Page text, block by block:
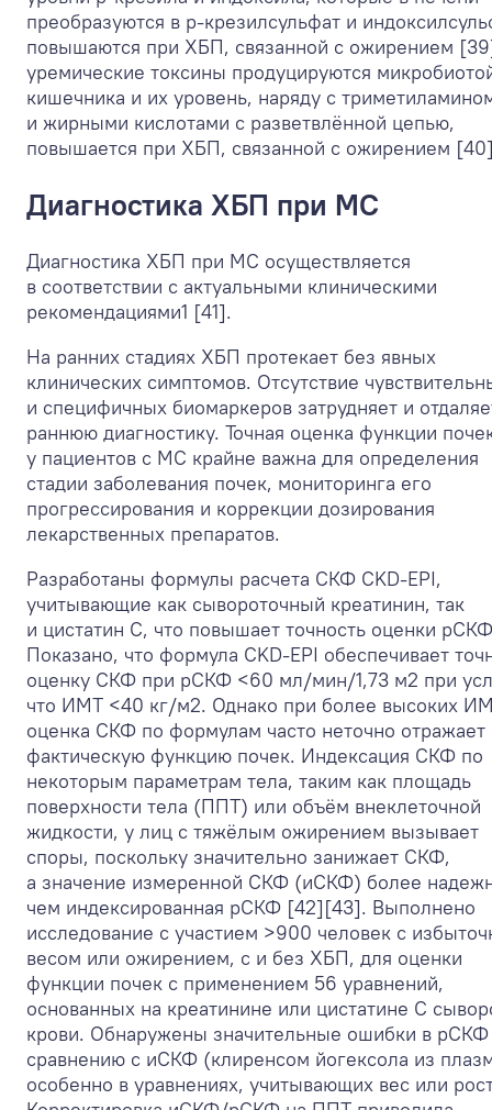
преобразуются в р-крезилсульфат и
повышаются при ХБП, связанной с ожирением
уремические токсины продуцируются
кишечника и их уровень, наряду с
и жирными кислотами с разветвлённой цепью,
повышается при ХБП, связанной с ожирением
Диагностика ХБП при МС
Диагностика ХБП при МС осуществляется
в соответствии с актуальными клиническими
рекомендациями1 [41].
На ранних стадиях ХБП протекает без явных
клинических симптомов. Отсутствие
и специфичных биомаркеров затрудняет и
раннюю диагностику. Точная оценка функции
у пациентов с МС крайне важна для определения
стадии заболевания почек, мониторинга его
прогрессирования и коррекции дозирования
лекарственных препаратов.
Разработаны формулы расчета СКФ CKD-EPI,
учитывающие как сывороточный креатинин, так
и цистатин С, что повышает точность оценки
Показано, что формула CKD-EPI обеспечивает
оценку СКФ при рСКФ <60 мл/мин/1,73 м2 при
что ИМТ <40 кг/м2. Однако при более высоких
оценка СКФ по формулам часто неточно отражает
фактическую функцию почек. Индексация СКФ по
некоторым параметрам тела, таким как площадь
поверхности тела (ППТ) или объём внеклеточной
жидкости, у лиц с тяжёлым ожирением вызывает
споры, поскольку значительно занижает СКФ,
а значение измеренной СКФ (иСКФ) более
чем индексированная рСКФ [42][43]. Выполнено
исследование с участием >900 человек с
весом или ожирением, с и без ХБП, для оценки
функции почек с применением 56 уравнений,
основанных на креатинине или цистатине С
крови. Обнаружены значительные ошибки в
сравнению с иСКФ (клиренсом йогексола из
особенно в уравнениях, учитывающих вес или